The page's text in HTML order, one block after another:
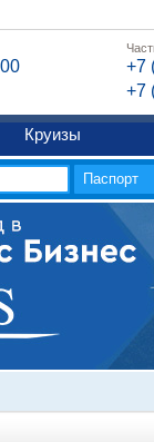
+7
+7
Круизы
Паспорт